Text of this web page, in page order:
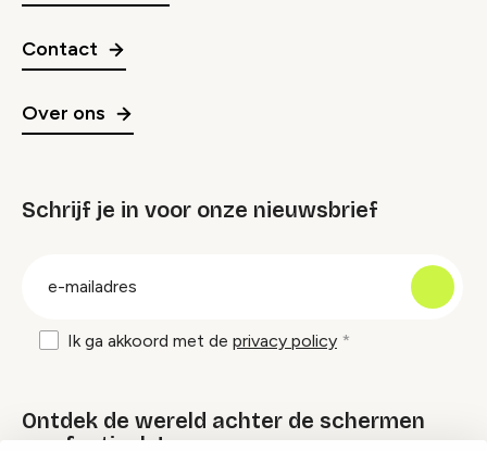
Contact
Over ons
Schrijf je in voor onze nieuwsbrief
Ik ga akkoord met de privacy policy
Ontdek de wereld achter de schermen
van festivals!